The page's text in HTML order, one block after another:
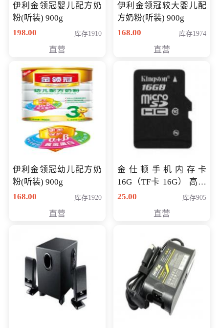
伊利金领冠婴儿配方奶
粉(听装) 900g
198.00
库存1910
直营
伊利金领冠较大婴儿配
方奶粉(听装) 900g
168.00
库存1974
直营
伊利金领冠幼儿配方奶
粉(听装) 900g
168.00
库存1920
直营
金仕顿手机内存卡
16G（TF卡 16G） 高速
卡 CLASS 10
25.00 库存905
直营